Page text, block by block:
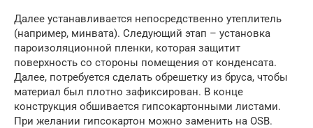
Далее устанавливается непосредственно утеплитель
(например, минвата). Следующий этап – установка
пароизоляционной пленки, которая защитит
поверхность со стороны помещения от конденсата.
Далее, потребуется сделать обрешетку из бруса, чтобы
материал был плотно зафиксирован. В конце
конструкция обшивается гипсокартонными листами.
При желании гипсокартон можно заменить на OSB.